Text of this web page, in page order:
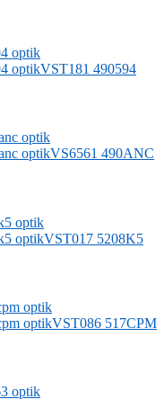
VST181 490594
VS6561 490ANC
VST017 5208K5
VST086 517CPM